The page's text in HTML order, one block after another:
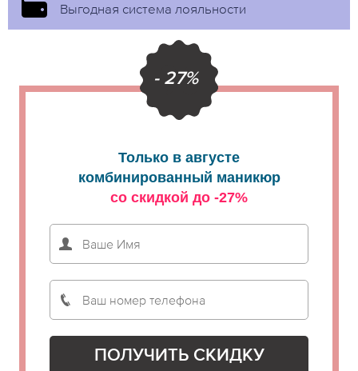
Выгодная система лояльности
- 27%
Только в августе
комбинированный маникюр
со скидкой до -27%